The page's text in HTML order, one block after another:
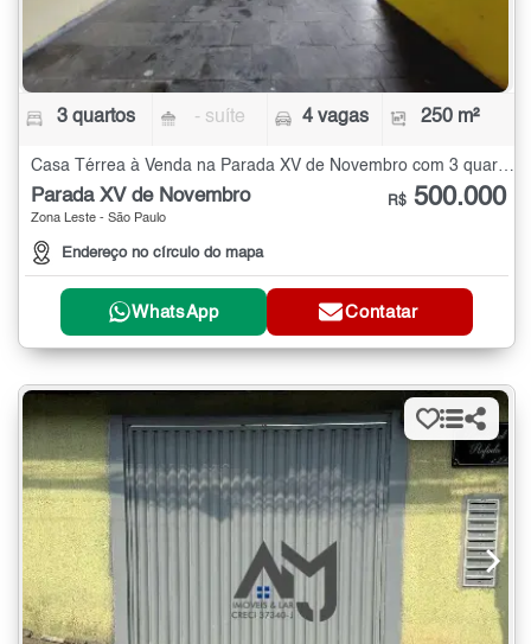
3 quartos - suíte 4 vagas 250 m²
Casa Térrea à Venda na Parada XV de Novembro com 3 quartos - 250 m²
Parada XV de Novembro
Zona Leste - São Paulo
Endereço no círculo do mapa
R$ 500.000
WhatsApp Contatar